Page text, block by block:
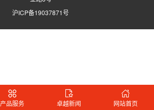
沪ICP备19037871号
产品服务 卓越新闻 网站首页